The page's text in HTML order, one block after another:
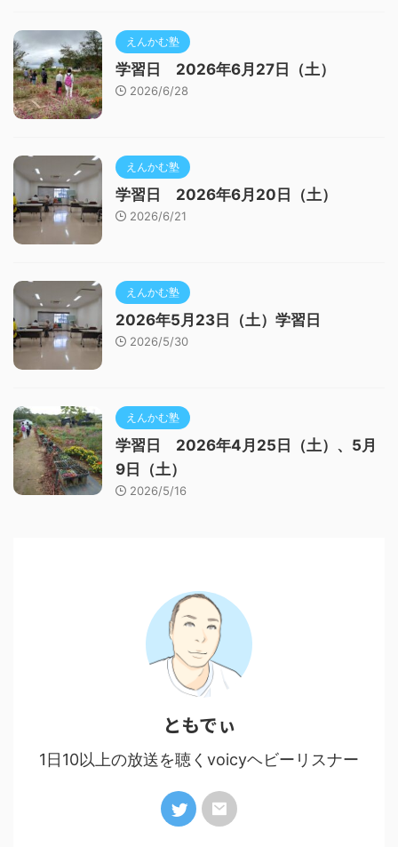
えんかむ塾
学習日 2026年6月27日（土）
2026/6/28
えんかむ塾
学習日 2026年6月20日（土）
2026/6/21
えんかむ塾
2026年5月23日（土）学習日
2026/5/30
えんかむ塾
学習日 2026年4月25日（土）、5月
9日（土）
2026/5/16
ともでぃ
1日10以上の放送を聴くvoicyヘビーリスナー